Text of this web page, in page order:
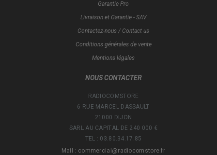
Garantie Pro
Livraison et Garantie - SAV
Contactez-nous / Contact us
Conditions générales de vente
Mentions légales
NOUS CONTACTER
RADIOCOMSTORE
6 RUE MARCEL DASSAULT
21000 DIJON
SARL AU CAPITAL DE 240 000 €
TEL : 03.80.34.17.85
Mail : commercial@radiocomstore.fr